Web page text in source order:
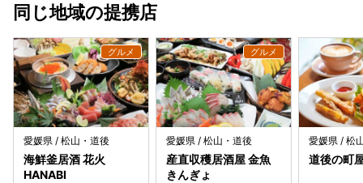
同じ地域の提携店
愛媛県 / 松山・道後
海鮮釜居酒 花火
HANABI
愛媛県 / 松山・道後
産直収穫居酒屋 金魚
きんぎょ
愛媛県 / 松
道後の町